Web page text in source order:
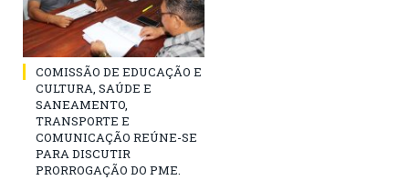
COMISSÃO DE EDUCAÇÃO E
CULTURA, SAÚDE E
SANEAMENTO,
TRANSPORTE E
COMUNICAÇÃO REÚNE-SE
PARA DISCUTIR
PRORROGAÇÃO DO PME.